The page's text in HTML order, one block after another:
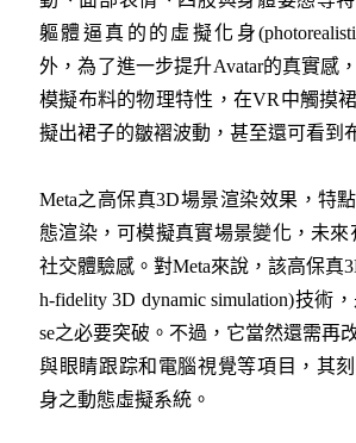
軀體逼真的的虛擬化身
外，為了進一步提升Avatar的真實感
模擬布料的物理特性，在VR中觸摸
擬出裙子的皺褶波動，甚至還可看到
Meta之高保真3D場景渲染效果，特
態渲染，可模擬真實場景變化，未來
社交體驗感。對Meta來說，該高保真
h-fidelity 3D dynamic simulation)技術
se之必要突破。不過，它當然還需再
與眼睛跟踪和電腦視覺等項目，其
身之動態虛擬系統。